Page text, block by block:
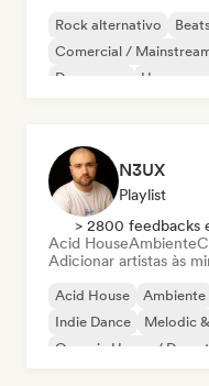
Rock alternativo
Comercial /
Dream pop
House
N3UX
Playlist
> 2800 feedbacks
Acid HouseAmbiente
Adicionar artistas às
Acid House Ambiente
Indie Dance
Melodic
Organic House /